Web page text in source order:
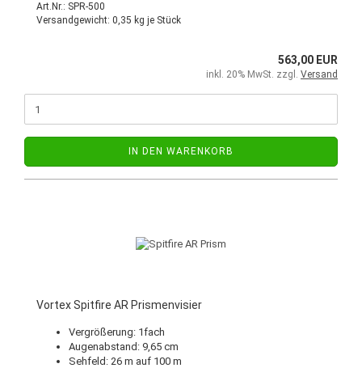
Art.Nr.: SPR-500
Versandgewicht: 0,35 kg je Stück
563,00 EUR
inkl. 20% MwSt. zzgl. Versand
IN DEN WARENKORB
Vortex Spitfire AR Prismenvisier
Vergrößerung: 1fach
Augenabstand: 9,65 cm
Sehfeld: 26 m auf 100 m